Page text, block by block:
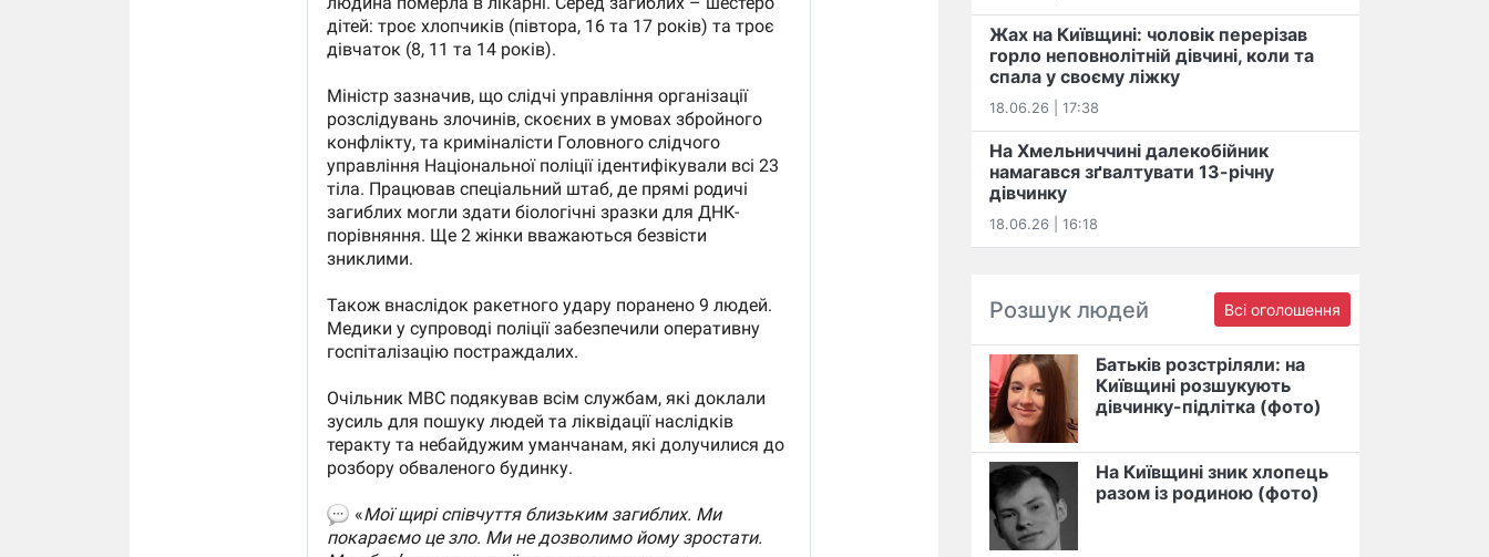
Жах на Київщині: чоловік перерізав
горло неповнолітній дівчині, коли та
спала у своєму ліжку
18.06.26 | 17:38
На Хмельниччині далекобійник
намагався зґвалтувати 13-річну
дівчинку
18.06.26 | 16:18
Розшук людей Всі оголошення
Батьків розстріляли: на
Київщині розшукують
дівчинку-підлітка (фото)
На Київщині зник хлопець
разом із родиною (фото)